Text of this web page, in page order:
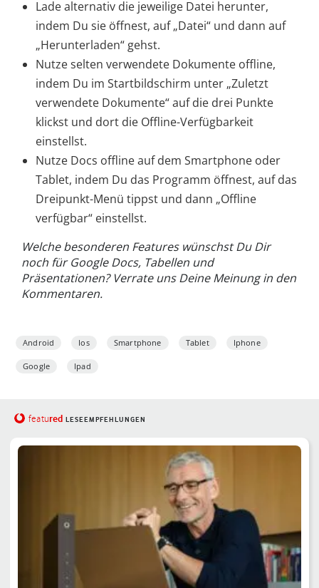
Lade alternativ die jeweilige Datei herunter,
indem Du sie öffnest, auf „Datei“ und dann auf
„Herunterladen“ gehst.
Nutze selten verwendete Dokumente offline,
indem Du im Startbildschirm unter „Zuletzt
verwendete Dokumente“ auf die drei Punkte
klickst und dort die Offline-Verfügbarkeit
einstellst.
Nutze Docs offline auf dem Smartphone oder
Tablet, indem Du das Programm öffnest, auf das
Dreipunkt-Menü tippst und dann „Offline
verfügbar“ einstellst.
Welche besonderen Features wünschst Du Dir
noch für Google Docs, Tabellen und
Präsentationen? Verrate uns Deine Meinung in den
Kommentaren.
Android Ios Smartphone Tablet Iphone
Google Ipad
featured LESEEMPFEHLUNGEN